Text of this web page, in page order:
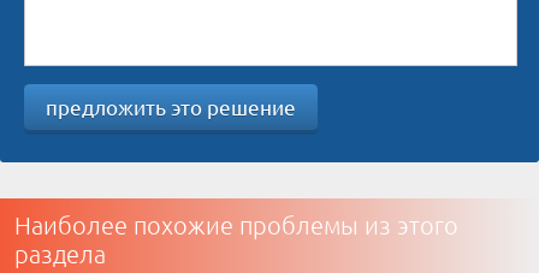
предложить это решение
Наиболее похожие проблемы из этого
раздела